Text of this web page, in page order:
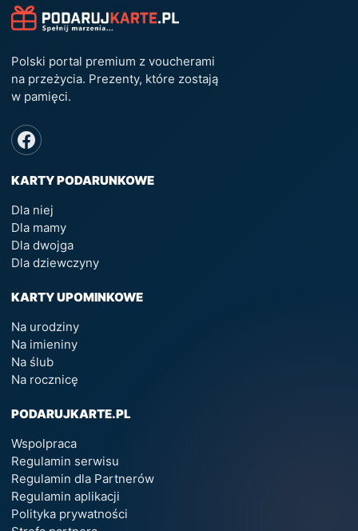
Polski portal premium z voucherami
na przeżycia. Prezenty, które zostają
w pamięci.
KARTY PODARUNKOWE
Dla niej
Dla mamy
Dla dwojga
Dla dziewczyny
KARTY UPOMINKOWE
Na urodziny
Na imieniny
Na ślub
Na rocznicę
PODARUJKARTE.PL
Wspolpraca
Regulamin serwisu
Regulamin dla Partnerów
Regulamin aplikacji
Polityka prywatności